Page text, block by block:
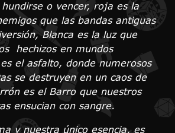
o vencer, roja es la
que las bandas antiguas
Blanca es la luz que
hechizos en mundos
el asfalto, donde numerosos
se destruyen en un caos de
es el Barro que nuestros
ensucian con sangre.
y nuestra único esencia, es